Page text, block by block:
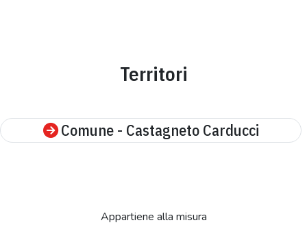
Territori
Comune - Castagneto Carducci
Appartiene alla misura